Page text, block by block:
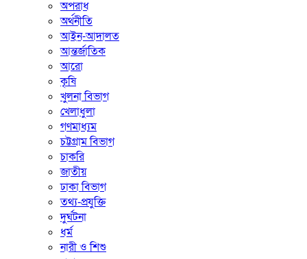
অপরাধ
অর্থনীতি
আইন-আদালত
আন্তর্জাতিক
আরো
কৃষি
খুলনা বিভাগ
খেলাধুলা
গণমাধ্যম
চট্টগ্রাম বিভাগ
চাকরি
জাতীয়
ঢাকা বিভাগ
তথ্য-প্রযুক্তি
দুর্ঘটনা
ধর্ম
নারী ও শিশু